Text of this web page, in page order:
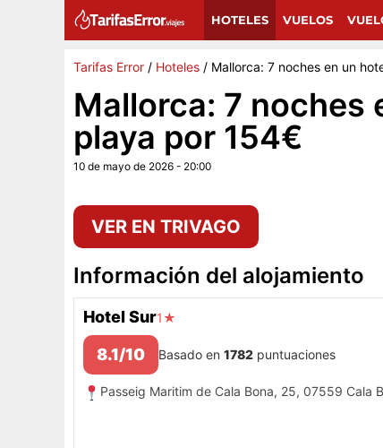
HOTELES VUELOS
Tarifas Error / Hoteles / Mallorca: 7 noches en un
Mallorca: 7 noches
playa por 154€
10 de mayo de 2026 - 20:00
VER EN TRIVAGO
Información del alojamiento
Hotel Sur1★
8.1/10 Basado en 1782 puntuaciones
Passeig Maritim de Cala Bona, 25, 07559 Cala
G Añádenos como fuente preferida y encuentra